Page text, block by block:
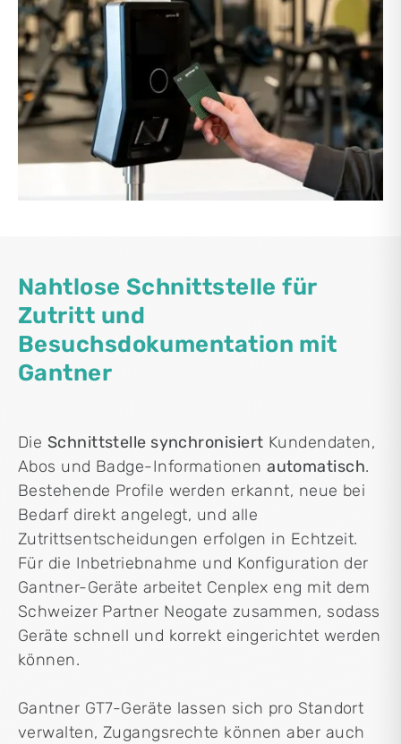
Nahtlose Schnittstelle für
Zutritt und
Besuchsdokumentation mit
Gantner
Die Schnittstelle synchronisiert Kundendaten,
Abos und Badge-Informationenautomatisch.
Bestehende Profile werden erkannt, neue bei
Bedarf direkt angelegt, und alle
Zutrittsentscheidungen erfolgen in Echtzeit.
Für die Inbetriebnahme und Konfiguration der
Gantner-Geräte arbeitet Cenplex eng mit dem
Schweizer Partner Neogate zusammen, sodass
Geräte schnell und korrekt eingerichtet werden
können.
Gantner GT7-Geräte lassen sich pro Standort
verwalten, Zugangsrechte können aber auch